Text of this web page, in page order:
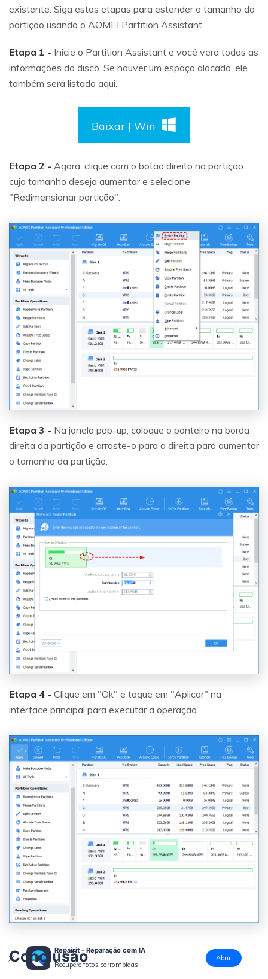
existente. Siga estas etapas para estender o tamanho da
partição usando o AOMEI Partition Assistant.
Etapa 1 - Inicie o Partition Assistant e você verá todas as
informações do disco. Se houver um espaço alocado, ele
também será listado aqui.
Baixar | Win
Etapa 2 - Agora, clique com o botão direito na partição
cujo tamanho deseja aumentar e selecione
"Redimensionar partição".
Etapa 3 - Na janela pop-up, coloque o ponteiro na borda
direita da partição e arraste-o para a direita para aumentar
o tamanho da partição.
Etapa 4 - Clique em "Ok" e toque em "Aplicar" na
interface principal para executar a operação.
ConclusãoRepairit - Reparação com IA
Recupere fotos corrompidas
Abrir